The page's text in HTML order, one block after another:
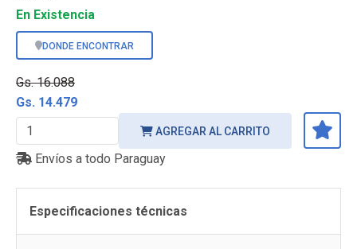
En Existencia
DONDE ENCONTRAR
Gs. 16.088
Gs. 14.479
AGREGAR AL CARRITO
Envíos a todo Paraguay
Especificaciones técnicas